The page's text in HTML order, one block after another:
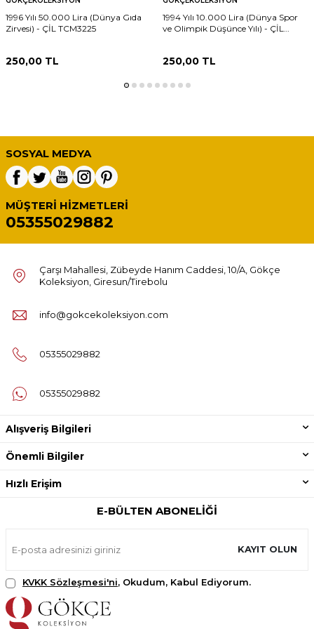
1996 Yılı 50.000 Lira (Dünya Gıda
Zirvesi) - ÇİL TCM3225
250,00 TL
1994 Yılı 10.000 Lira (Dünya Spor
ve Olimpik Düşünce Yılı) - ÇİL
250,00TL
SOSYAL MEDYA
MÜŞTERI HIZMETLERI
05355029882
Çarşı Mahallesi, Zübeyde Hanım Caddesi, 10/A, Gökçe
Koleksiyon, Giresun/Tirebolu
info@gokcekoleksiyon.com
05355029882
05355029882
Alışveriş Bilgileri
Önemli Bilgiler
Hızlı Erişim
E-BÜLTEN ABONELIĞI
KAYIT OLUN
KVKK Sözleşmesi'ni, Okudum, Kabul Ediyorum.